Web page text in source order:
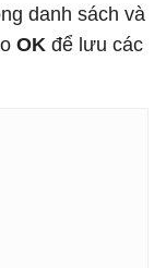
danh sách và
OK để lưu các